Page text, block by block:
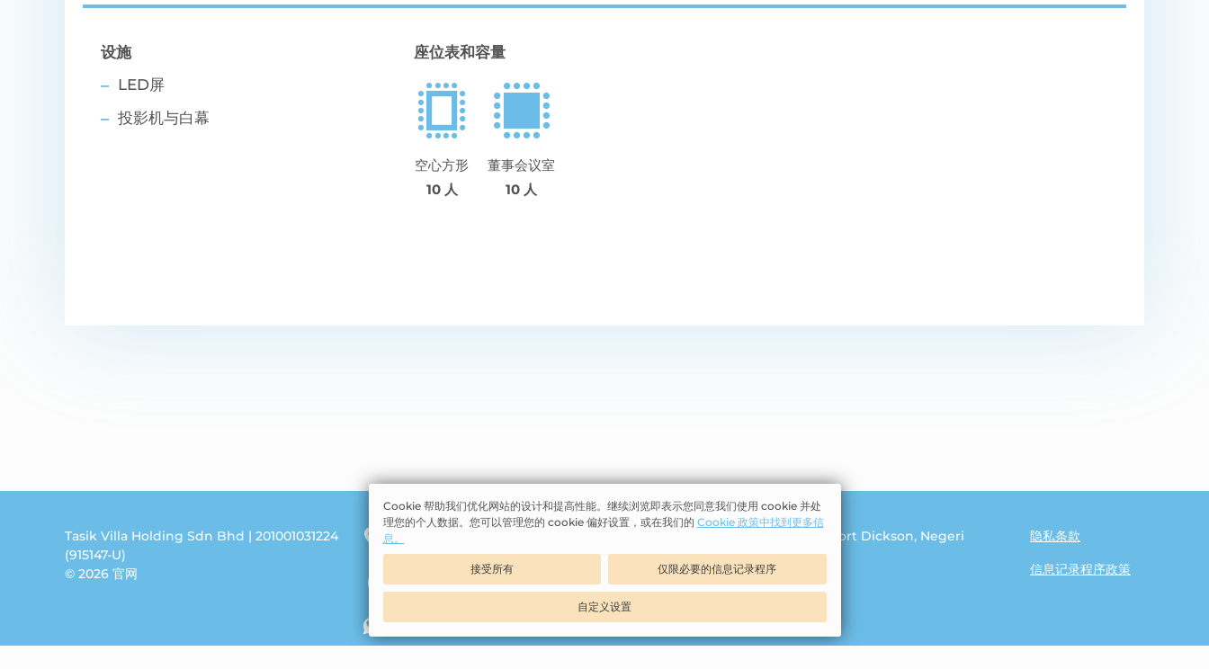
Cookie 帮助我们优化网站的设计和提高性能。继续浏览即表示您同意我们使用 cookie 并处
理您的个人数据。您可以管理您的 cookie 偏好设置，或在我们的 Cookie 政策中找到更多信
息。
接受所有 仅限必要的信息记录程序
自定义设置
设施
LED屏
投影机与白幕
座位表和容量
空心方形
10 人
董事会议室
10 人
Tasik Villa Holding Sdn Bhd | 201001031224
(915147-U)
© 2026 官网
Jalan Tasik Villa Port Dickson, Negeri
Sembilan,West Malaysia
06-644 8888
012-255 5688
隐私条款
信息记录程序政策